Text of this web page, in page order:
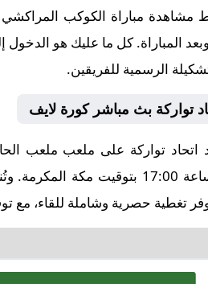
مشاهدة مباراة الكوكب
وبعد المباراة. كل ما عليك هو
الرسمية للفريقين.
تواركة بث مباشر كورة لايف
وتنطلق صافرة البداية في تمام
تغطية حصرية وشاملة للقاء، مع